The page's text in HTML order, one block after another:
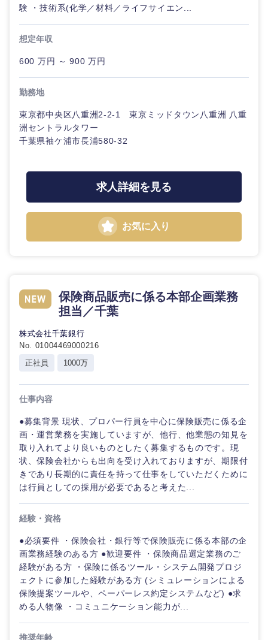
工管理
事務職
その他
その他
茨城県 栃木県
群馬県
千葉県 東京都
神奈川県
験 ・技術系(化学／材料／ライフサイエン...
想定年収
600 万円 ～ 900 万円
勤務地
東京都中央区八重洲2-2-1 東京ミッドタウン八重洲 八重
洲セントラルタワー
千葉県袖ケ浦市長浦580-32
求人詳細を見る
お気に入り
保険商品販売に係る本部企画業務
担当／千葉
株式会社千葉銀行
No. 01004469000216
正社員
1000万
仕事内容
●募集背景 現状、プロパー行員を中心に保険販売に係る企
画・運営業務を実施していますが、他行、他業態の知見を
取り入れてより良いものとしたく募集するものです。現
状、保険会社からも出向を受け入れておりますが、期限付
きであり長期的に責任を持って仕事をしていただくために
は行員としての採用が必要であると考えた...
経験・資格
●必須要件 ・保険会社・銀行等で保険販売に係る本部の企
画業務経験のある方 ●歓迎要件 ・保険商品選定業務のご
経験がある方 ・保険に係るツール・システム開発プロジ
ェクトに参加した経験がある方 (シミュレーションによる
保険提案ツールや、ペーパーレス約定システムなど) ●求
める人物像 ・コミュニケーション能力が...
推奨年齢